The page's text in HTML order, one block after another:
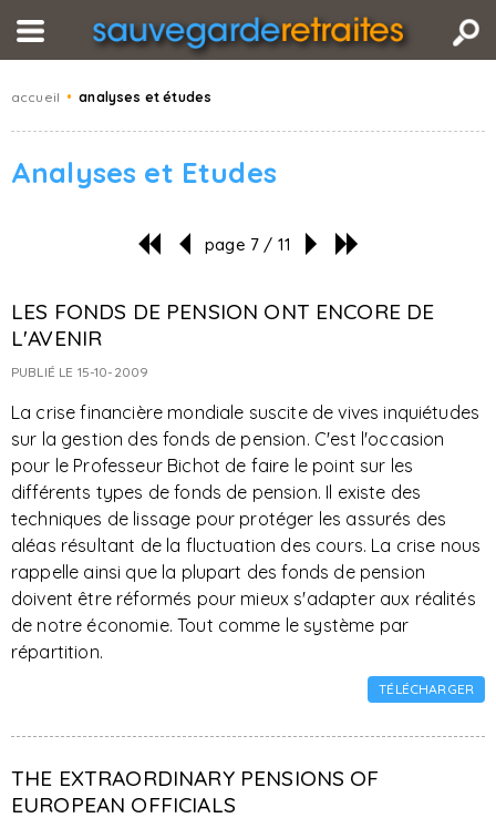
accueil • analyses et études
Analyses et Etudes
page 7 / 11
LES FONDS DE PENSION ONT ENCORE DE
L'AVENIR
PUBLIÉ LE 15-10-2009
La crise financière mondiale suscite de vives inquiétudes
sur la gestion des fonds de pension. C'est l'occasion
pour le Professeur Bichot de faire le point sur les
différents types de fonds de pension. Il existe des
techniques de lissage pour protéger les assurés des
aléas résultant de la fluctuation des cours. La crise nous
rappelle ainsi que la plupart des fonds de pension
doivent être réformés pour mieux s'adapter aux réalités
de notre économie. Tout comme le système par
répartition.
TÉLÉCHARGER
THE EXTRAORDINARY PENSIONS OF
EUROPEAN OFFICIALS